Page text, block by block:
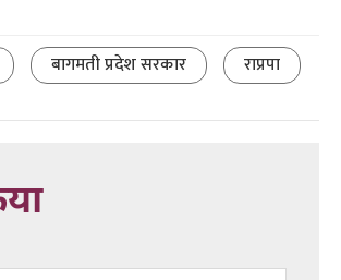
बागमती प्रदेश सरकार राप्रपा